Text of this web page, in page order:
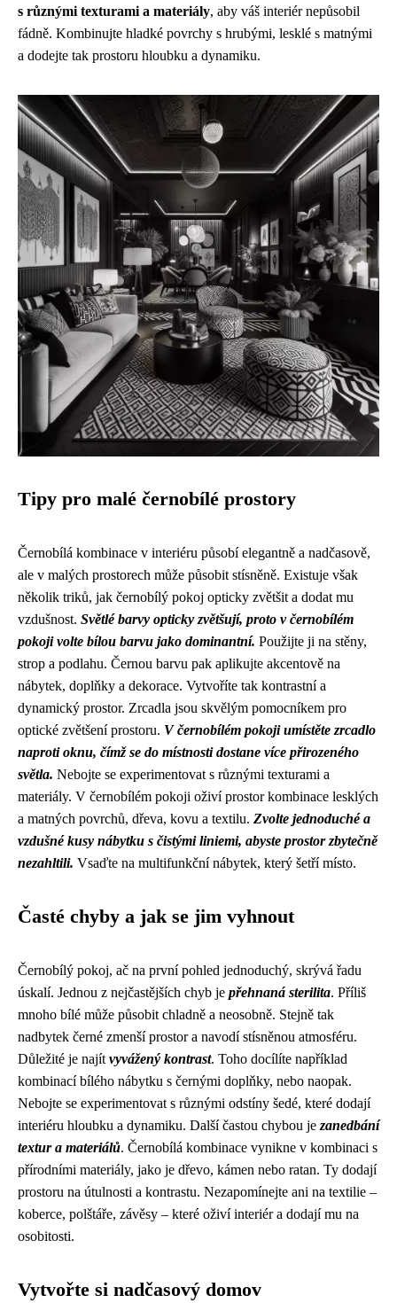
s různými texturami a materiály, aby váš interiér nepůsobil
fádně. Kombinujte hladké povrchy s hrubými, lesklé s matnými
a dodejte tak prostoru hloubku a dynamiku.
Tipy pro malé černobílé prostory
Černobílá kombinace v interiéru působí elegantně a nadčasově,
ale v malých prostorech může působit stísněně. Existuje však
několik triků, jak černobílý pokoj opticky zvětšit a dodat mu
vzdušnost. Světlé barvy opticky zvětšují, proto v černobílém
pokoji volte bílou barvu jako dominantní. Použijte ji na stěny,
strop a podlahu. Černou barvu pak aplikujte akcentově na
nábytek, doplňky a dekorace. Vytvoříte tak kontrastní a
dynamický prostor. Zrcadla jsou skvělým pomocníkem pro
optické zvětšení prostoru. V černobílém pokoji umístěte zrcadlo
naproti oknu, čímž se do místnosti dostane více přirozeného
světla. Nebojte se experimentovat s různými texturami a
materiály. V černobílém pokoji oživí prostor kombinace lesklých
a matných povrchů, dřeva, kovu a textilu. Zvolte jednoduché a
vzdušné kusy nábytku s čistými liniemi, abyste prostor zbytečně
nezahltili. Vsaďte na multifunkční nábytek, který šetří místo.
Časté chyby a jak se jim vyhnout
Černobílý pokoj, ač na první pohled jednoduchý, skrývá řadu
úskalí. Jednou z nejčastějších chyb je přehnaná sterilita. Příliš
mnoho bílé může působit chladně a neosobně. Stejně tak
nadbytek černé zmenší prostor a navodí stísněnou atmosféru.
Důležité je najít vyvážený kontrast. Toho docílíte například
kombinací bílého nábytku s černými doplňky, nebo naopak.
Nebojte se experimentovat s různými odstíny šedé, které dodají
interiéru hloubku a dynamiku. Další častou chybou je zanedbání
textur a materiálů. Černobílá kombinace vynikne v kombinaci s
přírodními materiály, jako je dřevo, kámen nebo ratan. Ty dodají
prostoru na útulnosti a kontrastu. Nezapomínejte ani na textilie –
koberce, polštáře, závěsy – které oživí interiér a dodají mu na
osobitosti.
Vytvořte si nadčasový domov